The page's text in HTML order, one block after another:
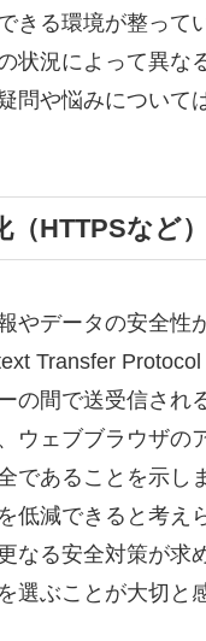
きる環境が整って
状況によって異な
問や悩みについ
（HTTPSなど
やデータの安全性
Transfer
の間で送受信さ
ェブブラウザの
であることを示し
低減できると考え
なる安全対策が求
選ぶことが大切と